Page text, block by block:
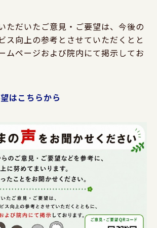
ただいたご意見・ご要望は、今後の
ス向上の参考とさせていただくとと
ムページおよび院内にて掲示してお
はこちらから